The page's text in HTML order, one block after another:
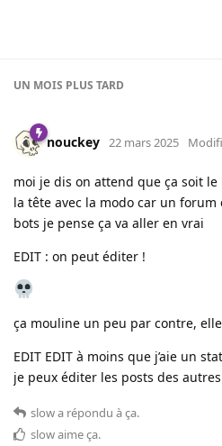
UN MOIS PLUS TARD
nouckey 22 mars 2025
moi je dis on attend que ça soit
la tête avec la modo car un forum
bots je pense ça va aller en vrai
EDIT : on peut éditer !
ça mouline un peu par contre,
EDIT EDIT à moins que j’aie un
je peux éditer les posts des
slowa répondu à ça.
slowaime ça.